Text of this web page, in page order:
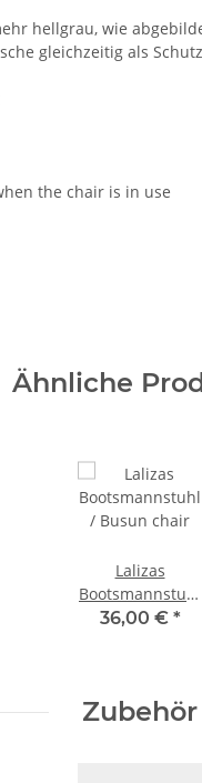
hellgrau, wie
gleichzeitig als
the chair is in use
Ähnliche
Lalizas
Bootsmannstuhl
/ Busun chair
36,00 € *
Zubehör